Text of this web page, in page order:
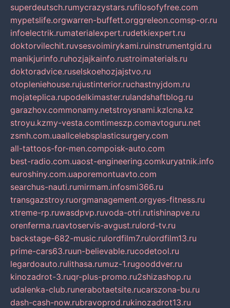
superdeutsch.rumycrazystars.rufilosofyfree.com
mypetslife.orgwarren-buffett.orggreleon.comsp-or.ru
infoelectrik.rumaterialexpert.rudetkiexpert.ru
doktorvilechit.ruvsesvoimirykami.ruinstrumentgid.ru
manikjurinfo.ruhozjajkainfo.rustroimaterials.ru
doktoradvice.ruselskoehozjajstvo.ru
otopleniehouse.rujustinterior.ruchastnyjdom.ru
mojateplica.rupodelkimaster.rulandshaftblog.ru
garazhov.commonamy.netstroysnami.kzlcna.kz
stroyu.kzmy-vesta.comtimeszp.comavtoguru.net
zsmh.com.uaallcelebsplasticsurgery.com
all-tattoos-for-men.compoisk-auto.com
best-radio.com.uaost-engineering.comkuryatnik.info
euroshiny.com.uaporemontuavto.com
searchus-nauti.rumirmam.infosmi366.ru
transgazstroy.ruorgmanagement.orgyes-fitness.ru
xtreme-rp.ruwasdpvp.ruvoda-otri.rutishinapve.ru
orenferma.ruavtoservis-avgust.rulord-tv.ru
backstage-682-music.rulordfilm7.rulordfilm13.ru
prime-cars63.ruun-believable.rucodetool.ru
legardoauto.rulithasa.rumuz-1.rugooddver.ru
kinozadrot-3.ruqr-plus-promo.ru2shizashop.ru
udalenka-club.runerabotaetsite.rucarszona-bu.ru
dash-cash-now.rubravoprod.rukinozadrot13.ru